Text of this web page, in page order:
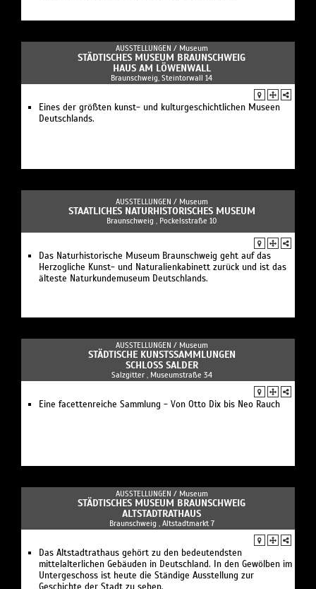
AUSSTELLUNGEN / Museum
STÄDTISCHES MUSEUM BRAUNSCHWEIG
HAUS AM LÖWENWALL
Braunschweig, Steintorwall 14
Eines der größten kunst- und kulturgeschichtlichen Museen
Deutschlands.
AUSSTELLUNGEN / Museum
STAATLICHES NATURHISTORISCHES MUSEUM
Braunschweig , Pockelsstraße 10
Das Naturhistorische Museum Braunschweig geht auf das
Herzogliche Kunst- und Naturalienkabinett zurück und ist das
älteste Naturkundemuseum Deutschlands.
AUSSTELLUNGEN / Museum
STÄDTISCHE KUNSTSSAMMLUNGEN
SCHLOSS SALDER
Salzgitter , Museumstraße 34
Eine facettenreiche Sammlung - Von Otto Dix bis Neo Rauch
AUSSTELLUNGEN / Museum
STÄDTISCHES MUSEUM BRAUNSCHWEIG
ALTSTADTRATHAUS
Braunschweig , Altstadtmarkt 7
Das Altstadtrathaus gehört zu den bedeutendsten
mittelalterlichen Gebäuden in Deutschland. In den Gewölben im
Untergeschoss ist heute die Ständige Ausstellung zur